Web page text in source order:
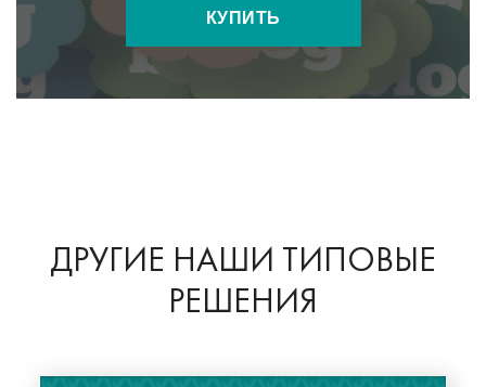
КУПИТЬ
ДРУГИЕ НАШИ ТИПОВЫЕ
РЕШЕНИЯ